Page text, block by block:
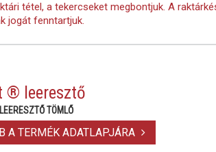
tétel, a tekercseket megbontjuk. A
jogát fenntartjuk.
® leeresztő
TÖMLŐ
A TERMÉK ADATLAPJÁRA